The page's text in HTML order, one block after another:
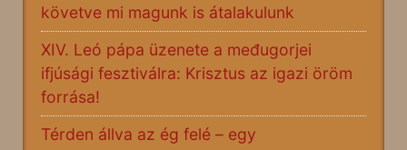
követve mi magunk is átalakulunk
XIV. Leó pápa üzenete a međugorjei
ifjúsági fesztiválra: Krisztus az igazi öröm
forrása!
Térden állva az ég felé – egy